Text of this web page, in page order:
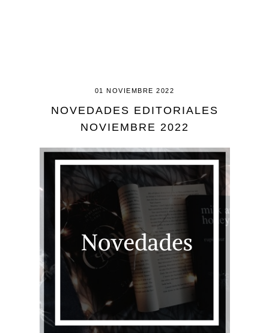
01 NOVIEMBRE 2022
NOVEDADES EDITORIALES
NOVIEMBRE 2022